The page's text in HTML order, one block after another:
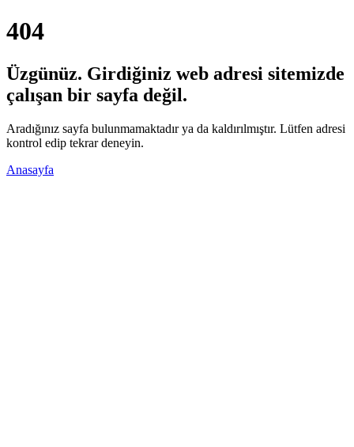
404
Üzgünüz. Girdiğiniz web adresi sitemizde
çalışan bir sayfa değil.
Aradığınız sayfa bulunmamaktadır ya da kaldırılmıştır. Lütfen adresi
kontrol edip tekrar deneyin.
Anasayfa